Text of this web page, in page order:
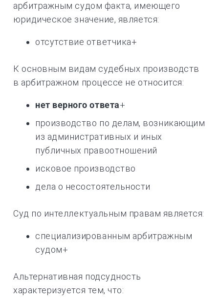
арбитражным судом факта, имеющего
юридическое значение, является:
отсутствие ответчика+
К основным видам судебных производств
в арбитражном процессе не относится:
нет верного ответа+
производство по делам, возникающим
из административных и иных
публичных правоотношений
исковое производство
дела о несостоятельности
Суд по интеллектуальным правам является:
специализированным арбитражным
судом+
Альтернативная подсудность
характеризуется тем, что: